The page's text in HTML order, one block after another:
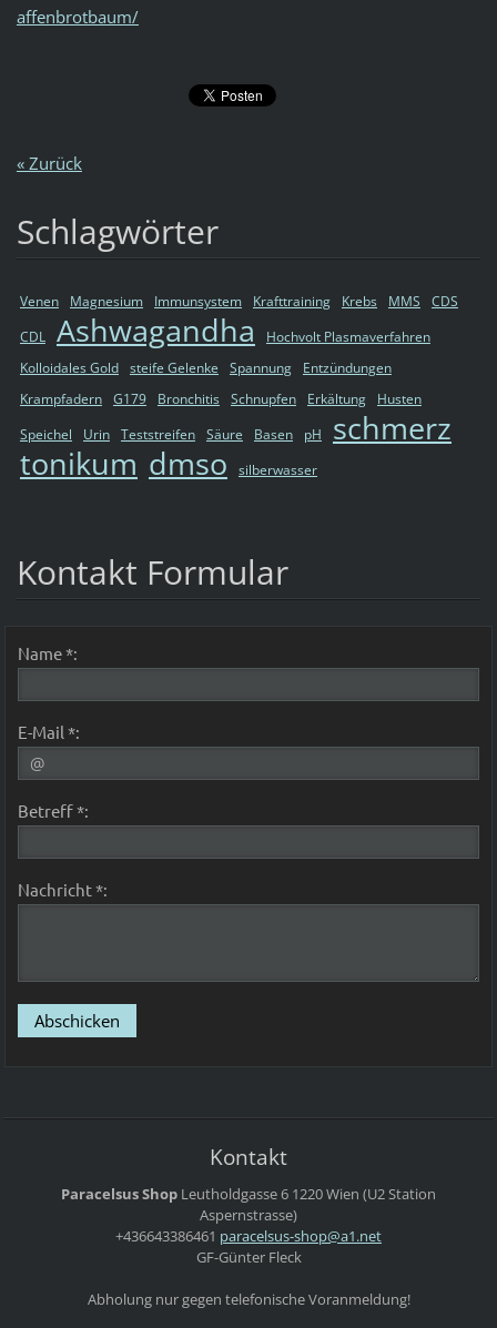
affenbrotbaum/
« Zurück
Schlagwörter
Venen Magnesium Immunsystem Krafttraining Krebs MMS
CDS
CDL Ashwagandha
Hochvolt Plasmaverfahren
Kolloidales Gold steife Gelenke Spannung
Entzündungen
Krampfadern G179 Bronchitis Schnupfen Erkältung
Husten
Speichel
Urin Teststreifen Säure Basen pH
schmerz
tonikum dmso silberwasser
Kontakt Formular
Name *:
E-Mail *:
Betreff *:
Nachricht *:
Kontakt
Paracelsus Shop Leutholdgasse 6 1220 Wien (U2 Station
Aspernstrasse)
+436643386461 paracelsus-shop@a1.net
GF-Günter Fleck
Abholung nur gegen telefonische Voranmeldung!